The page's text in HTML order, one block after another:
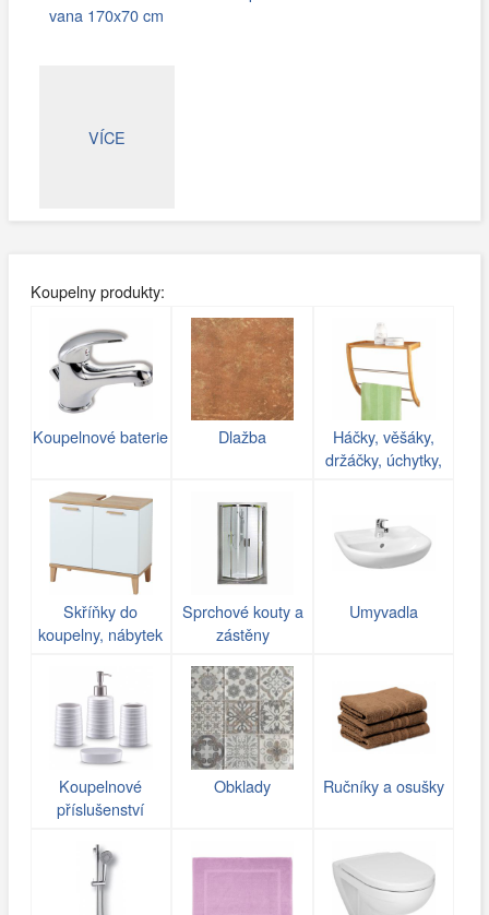
vana 170x70 cm
VÍCE
Koupelny produkty:
Koupelnové baterie Dlažba
Háčky, věšáky,
držáčky, úchytky,
Skříňky do
koupelny, nábytek
Sprchové kouty a
zástěny
Umyvadla
Koupelnové
příslušenství
Obklady Ručníky a osušky